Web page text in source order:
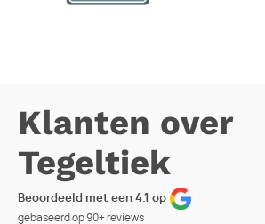
Klanten over
Tegeltiek
Beoordeeld met een 4.1 op
gebaseerd op90+reviews